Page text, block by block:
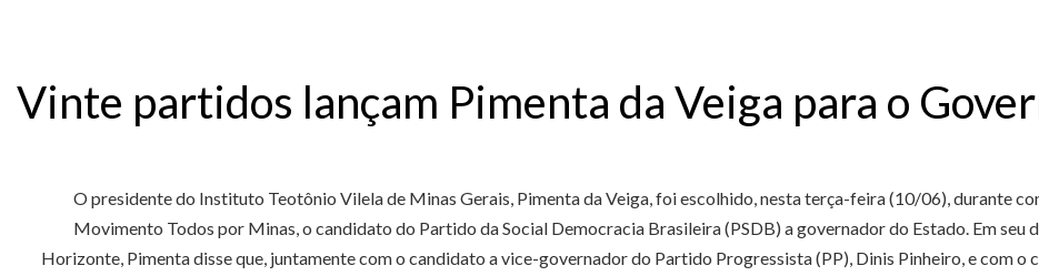
Vinte partidos lançam Pimenta da Veiga para o
O presidente do Instituto Teotônio Vilela de Minas Gerais, Pimenta da Veiga, foi escolhido, nesta terça-feira (10/06), durante
Movimento Todos por Minas, o candidato do Partido da Social Democracia Brasileira (PSDB) a governador do Estado. Em seu
Horizonte, Pimenta disse que, juntamente com o candidato a vice-governador do Partido Progressista (PP), Dinis Pinheiro, e com o